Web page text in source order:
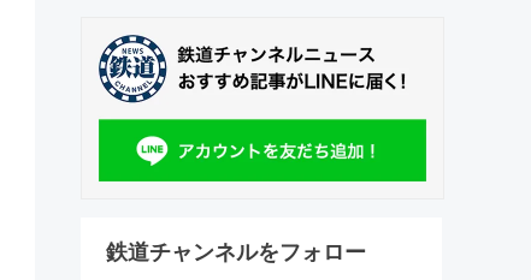
鉄道チャンネルをフォロー